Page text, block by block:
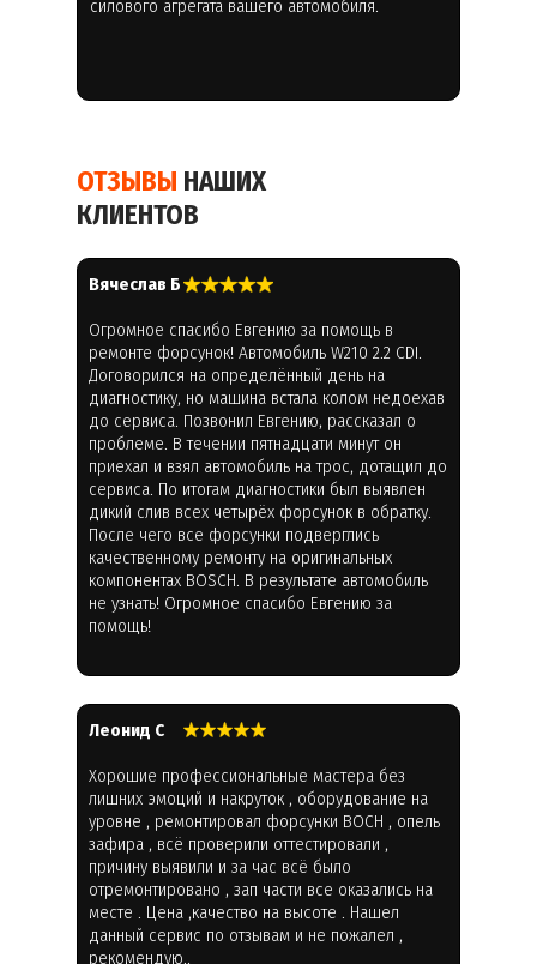
силового агрегата вашего автомобиля.
Вячеслав Б
Огромное спасибо Евгению за помощь в
ремонте форсунок! Автомобиль W210 2.2 CDI.
Договорился на определённый день на
диагностику, но машина встала колом недоехав
до сервиса. Позвонил Евгению, рассказал о
проблеме. В течении пятнадцати минут он
приехал и взял автомобиль на трос, дотащил до
сервиса. По итогам диагностики был выявлен
дикий слив всех четырёх форсунок в обратку.
После чего все форсунки подверглись
качественному ремонту на оригинальных
компонентах BOSCH. В результате автомобиль
не узнать! Огромное спасибо Евгению за
помощь!
ОТЗЫВЫ НАШИХ
КЛИЕНТОВ
Леонид С
Хорошие профессиональные мастера без
лишних эмоций и накруток , оборудование на
уровне , ремонтировал форсунки BOCH , опель
зафира , всё проверили оттестировали ,
причину выявили и за час всё было
отремонтировано , зап части все оказались на
месте . Цена ,качество на высоте . Нашел
данный сервис по отзывам и не пожалел ,
рекомендую..